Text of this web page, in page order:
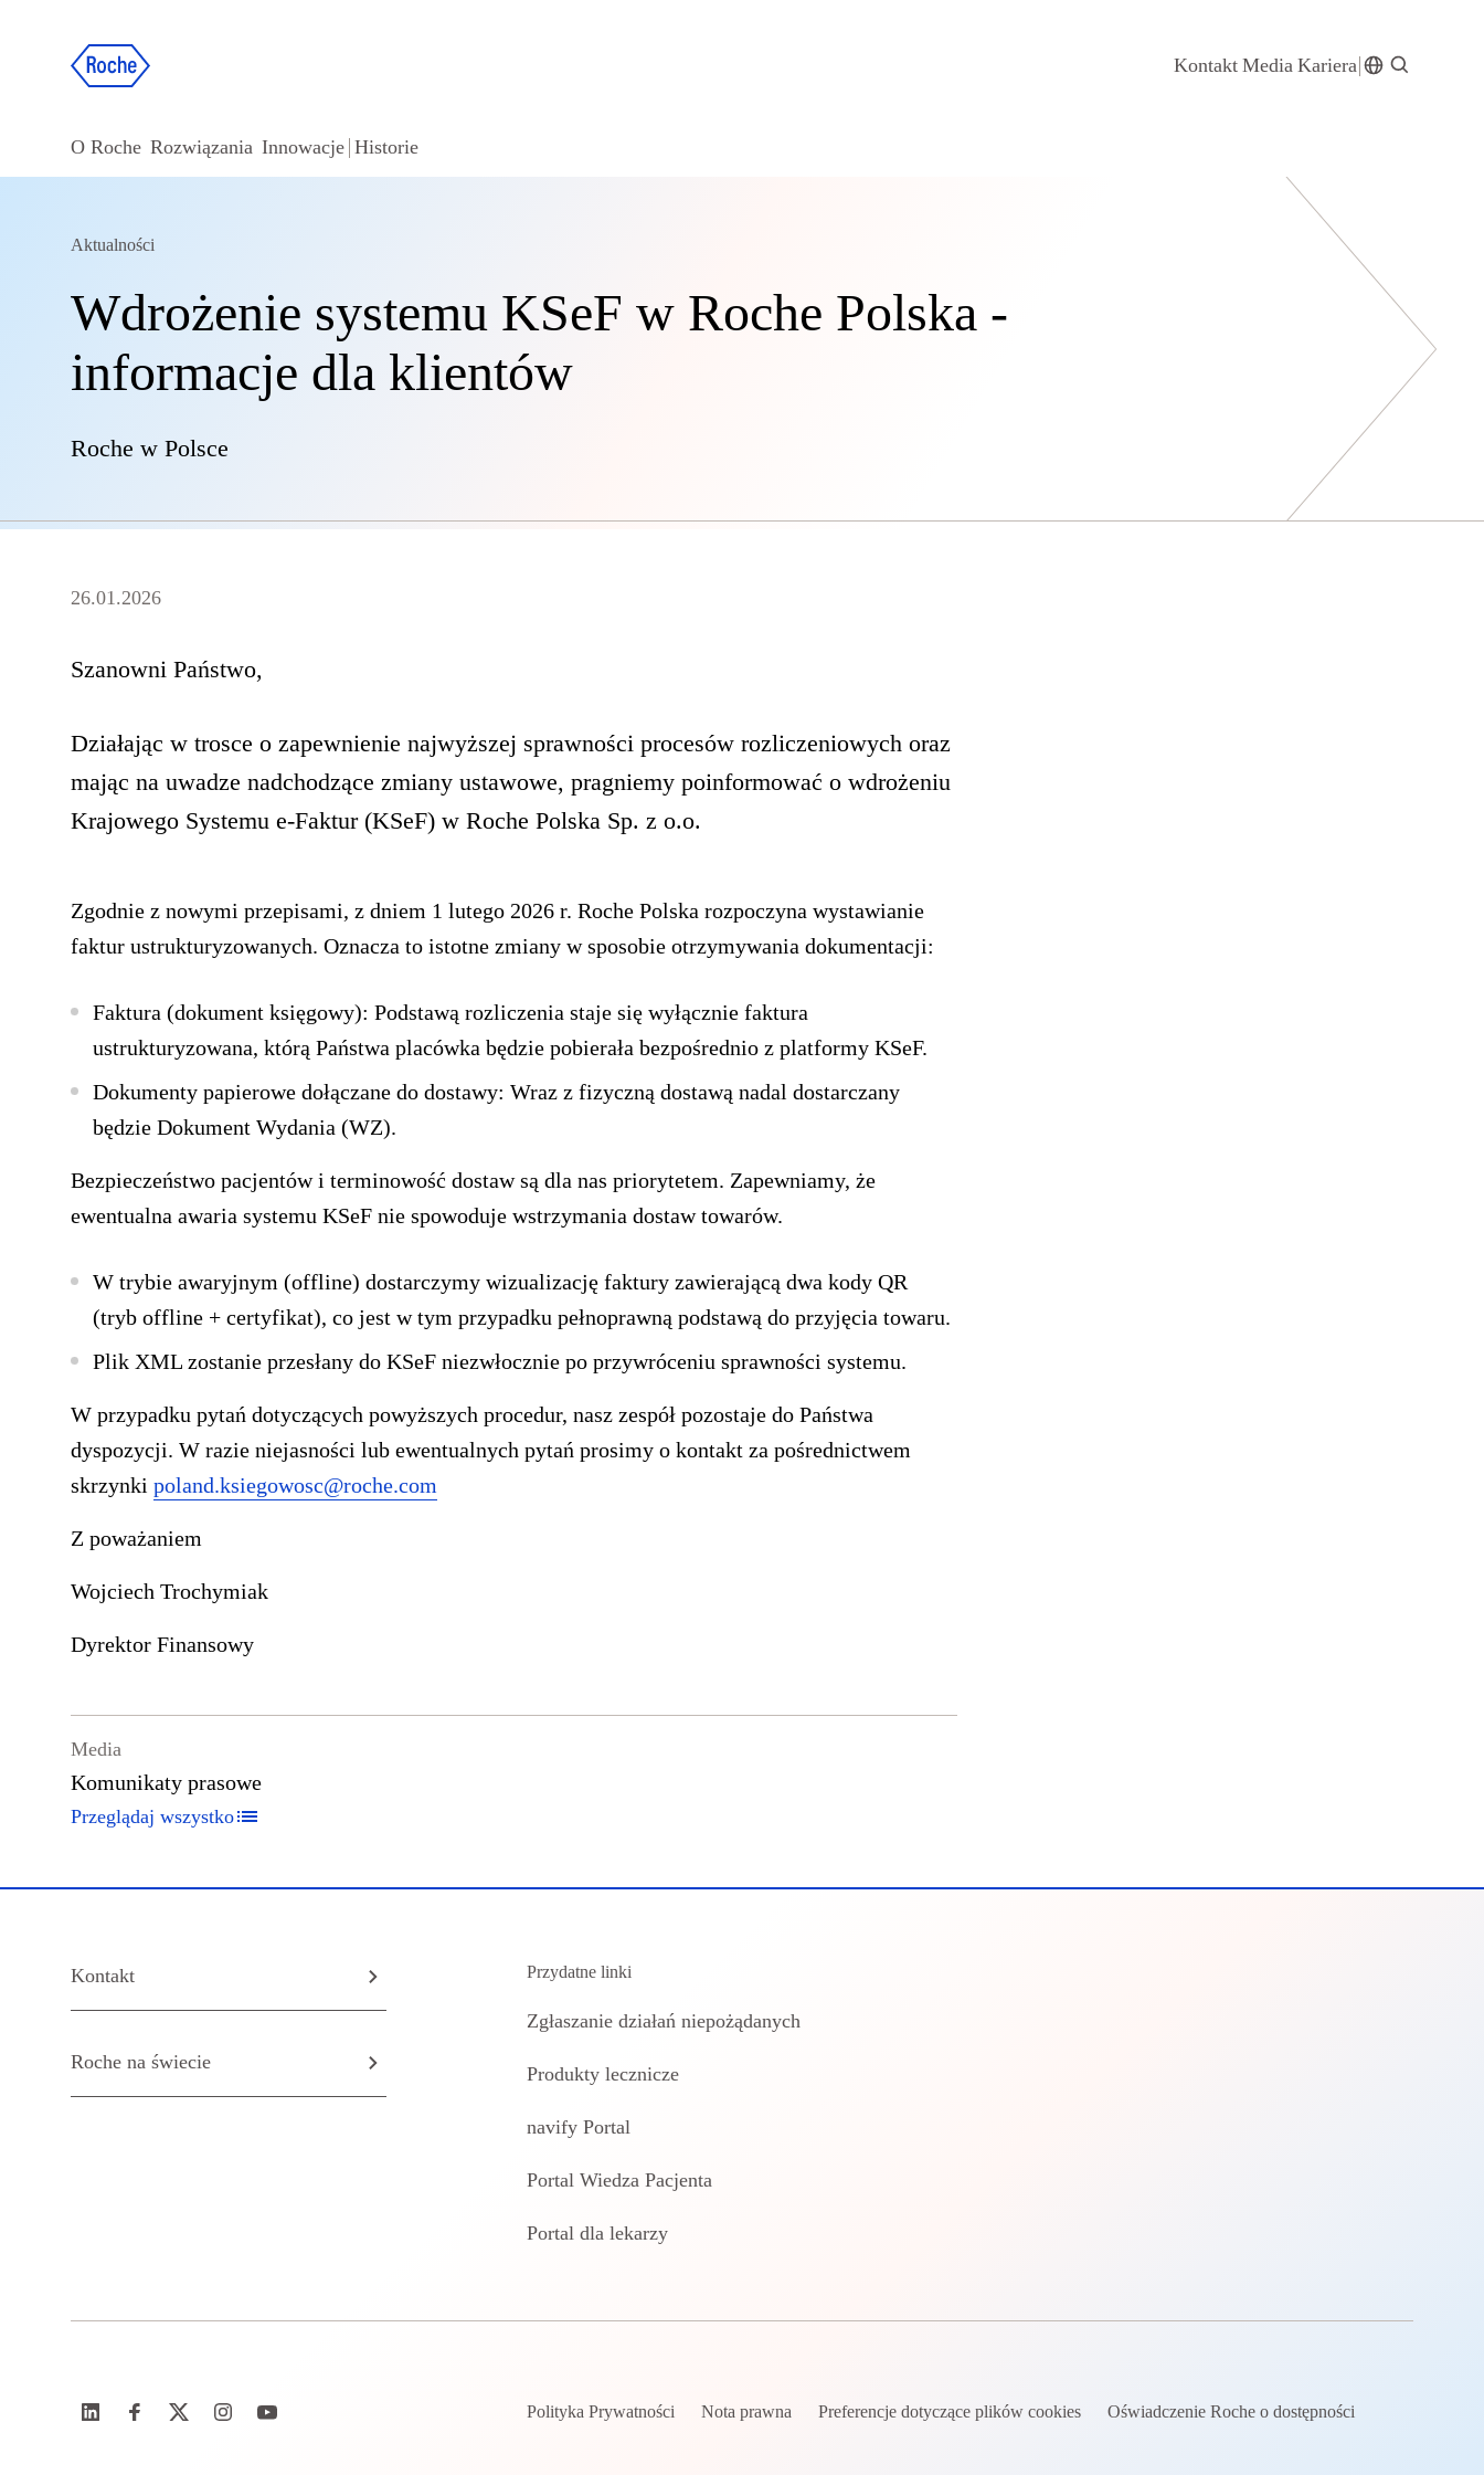
Kontakt Media Kariera
O Roche Rozwiązania Innowacje Historie
Aktualności
Wdrożenie systemu KSeF w Roche Polska -
informacje dla klientów
Roche w Polsce
26.01.2026
Szanowni Państwo,
Działając w trosce o zapewnienie najwyższej sprawności procesów rozliczeniowych oraz
mając na uwadze nadchodzące zmiany ustawowe, pragniemy poinformować o wdrożeniu
Krajowego Systemu e-Faktur (KSeF) w Roche Polska Sp. z o.o.
Zgodnie z nowymi przepisami, z dniem 1 lutego 2026 r. Roche Polska rozpoczyna wystawianie
faktur ustrukturyzowanych. Oznacza to istotne zmiany w sposobie otrzymywania dokumentacji:
Faktura (dokument księgowy): Podstawą rozliczenia staje się wyłącznie faktura
ustrukturyzowana, którą Państwa placówka będzie pobierała bezpośrednio z platformy KSeF.
Dokumenty papierowe dołączane do dostawy: Wraz z fizyczną dostawą nadal dostarczany
będzie Dokument Wydania (WZ).
Bezpieczeństwo pacjentów i terminowość dostaw są dla nas priorytetem. Zapewniamy, że
ewentualna awaria systemu KSeF nie spowoduje wstrzymania dostaw towarów.
W trybie awaryjnym (offline) dostarczymy wizualizację faktury zawierającą dwa kody QR
(tryb offline + certyfikat), co jest w tym przypadku pełnoprawną podstawą do przyjęcia towaru.
Plik XML zostanie przesłany do KSeF niezwłocznie po przywróceniu sprawności systemu.
W przypadku pytań dotyczących powyższych procedur, nasz zespół pozostaje do Państwa
dyspozycji. W razie niejasności lub ewentualnych pytań prosimy o kontakt za pośrednictwem
skrzynki poland.ksiegowosc@roche.com
Z poważaniem
Wojciech Trochymiak
Dyrektor Finansowy
Media
Komunikaty prasowe
Przeglądaj wszystko
Kontakt
Roche na świecie
Przydatne linki
Zgłaszanie działań niepożądanych
Produkty lecznicze
navify Portal
Portal Wiedza Pacjenta
Portal dla lekarzy
Polityka Prywatności Nota prawna Preferencje dotyczące plików cookies Oświadczenie Roche o dostępności